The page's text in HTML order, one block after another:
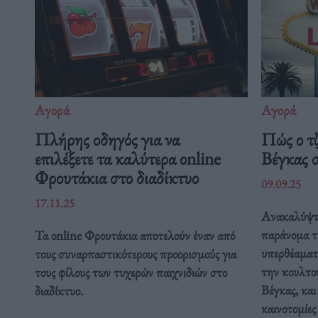
Αγορά
Πλήρης οδηγός για να
επιλέξετε τα καλύτερα οnline
Φρουτάκια στο διαδίκτυο
17.11.25
Τα οnline Φρουτάκια αποτελούν έναν από
τους συναρπαστικότερους προορισμούς για
τους φίλους των τυχερών παιχνιδιών στο
διαδίκτυο.
Αγορά
Πώς ο
Βέγκας
09.09.25
παράνομα
την
Βέγκας, και